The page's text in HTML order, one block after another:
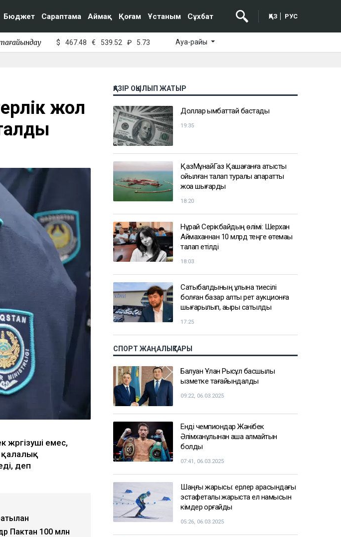
Бюджет Сараптама Аймақ Қоғам Ұстаным Сұхбат ҚАЗ РУС
$ 467.48 € 539.52 ₽ 5.73 Ауа-райы
жол
емес,
қалалық
деп
Пактан 100 млн
ҚАЗІР ОҚЫЛЫП ЖАТЫР
Доллар қымбаттай бастады
19:35
ҚазМұнайГаз Қашағанға қатысты
қойылған талап туралы ақпаратты
жоққа шығарды
18:20
Нұрай Серікбайдың өлімі: Шерхан
Аймаханнан 10 млрд теңге өтемақы
талап етілді
18:03
Сатыбалдының ұлына тиесілі
болған базар алты рет аукционға
шығарылып, ақыры сатылды
17:25
СПОРТ ЖАҢАЛЫҚТАРЫ
Балуан Ұлан Рысқұл басшылық
қызметке тағайындалды
09:22, 06.03.2025
Енді чемпиондар Жәнібек
Әлімханұлынан қаша алмайтын
болды
07:41, 06.03.2025
Шаңғы жарысы: ерлер арасындағы
эстафеталық жарыста ел намысын
кімдер қорғайды
05:26, 06.03.2025